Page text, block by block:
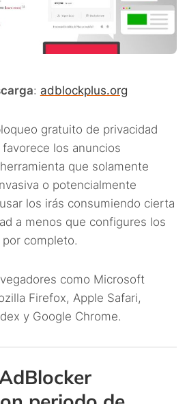
: adblockplus.org
gratuito de privacidad
los anuncios
que solamente
o potencialmente
los irás consumiendo cierta
a menos que configures los
completo.
como Microsoft
Firefox, Apple Safari,
y Google Chrome.